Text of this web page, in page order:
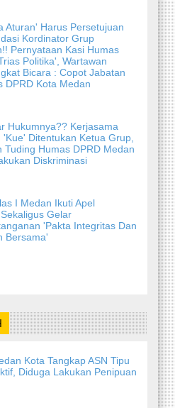
Aturan' Harus Persetujuan
Kordinator Grup
Pernyataan Kasi Humas
Politika', Wartawan
Bicara : Copot Jabatan
DPRD Kota Medan
Hukumnya?? Kerjasama
'Kue' Ditentukan Ketua Grup,
Tuding Humas DPRD Medan
Diskriminasi
I Medan Ikuti Apel
Gelar
'Pakta Integritas Dan
Bersama'
Kota Tangkap ASN Tipu
Diduga Lakukan Penipuan